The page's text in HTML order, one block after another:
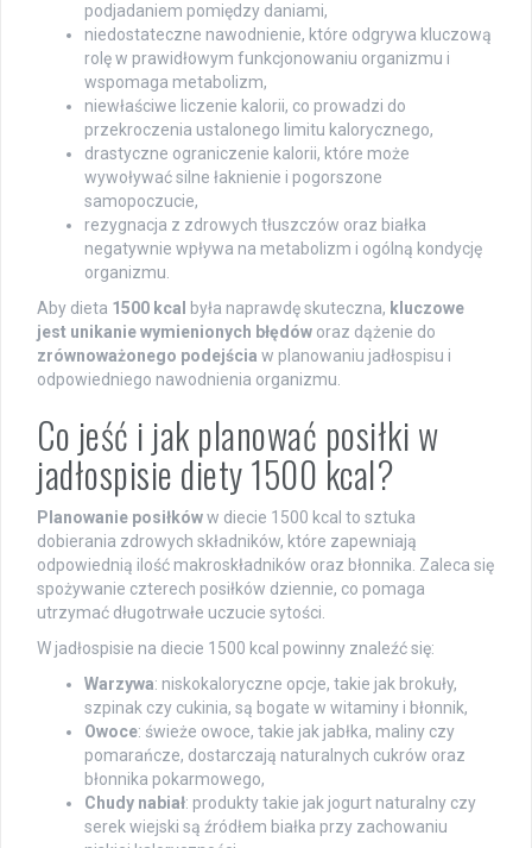
podjadaniem pomiędzy daniami,
niedostateczne nawodnienie, które odgrywa kluczową
rolę w prawidłowym funkcjonowaniu organizmu i
wspomaga metabolizm,
niewłaściwe liczenie kalorii, co prowadzi do
przekroczenia ustalonego limitu kalorycznego,
drastyczne ograniczenie kalorii, które może
wywoływać silne łaknienie i pogorszone
samopoczucie,
rezygnacja z zdrowych tłuszczów oraz białka
negatywnie wpływa na metabolizm i ogólną kondycję
organizmu.
Aby dieta 1500 kcal była naprawdę skuteczna, kluczowe
jest unikanie wymienionych błędów oraz dążenie do
zrównoważonego podejścia w planowaniu jadłospisu i
odpowiedniego nawodnienia organizmu.
Co jeść i jak planować posiłki w
jadłospisie diety 1500 kcal?
Planowanie posiłkóww diecie 1500 kcal to sztuka
dobierania zdrowych składników, które zapewniają
odpowiednią ilość makroskładników oraz błonnika. Zaleca się
spożywanie czterech posiłków dziennie, co pomaga
utrzymać długotrwałe uczucie sytości.
W jadłospisie na diecie 1500 kcal powinny znaleźć się:
Warzywa: niskokaloryczne opcje, takie jak brokuły,
szpinak czy cukinia, są bogate w witaminy i błonnik,
Owoce: świeże owoce, takie jak jabłka, maliny czy
pomarańcze, dostarczają naturalnych cukrów oraz
błonnika pokarmowego,
Chudy nabiał: produkty takie jak jogurt naturalny czy
serek wiejski są źródłem białka przy zachowaniu